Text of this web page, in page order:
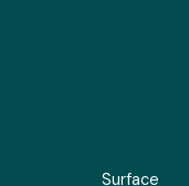
Surface